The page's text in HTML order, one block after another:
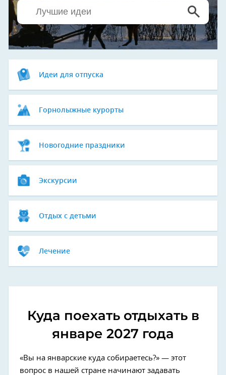
Идеи для отпуска
Горнолыжные курорты
Новогодние праздники
Экскурсии
Отдых с детьми
Лечение
Куда поехать отдыхать в
январе 2027 года
«Вы на январские куда собираетесь?» — этот
вопрос в нашей стране начинают задавать